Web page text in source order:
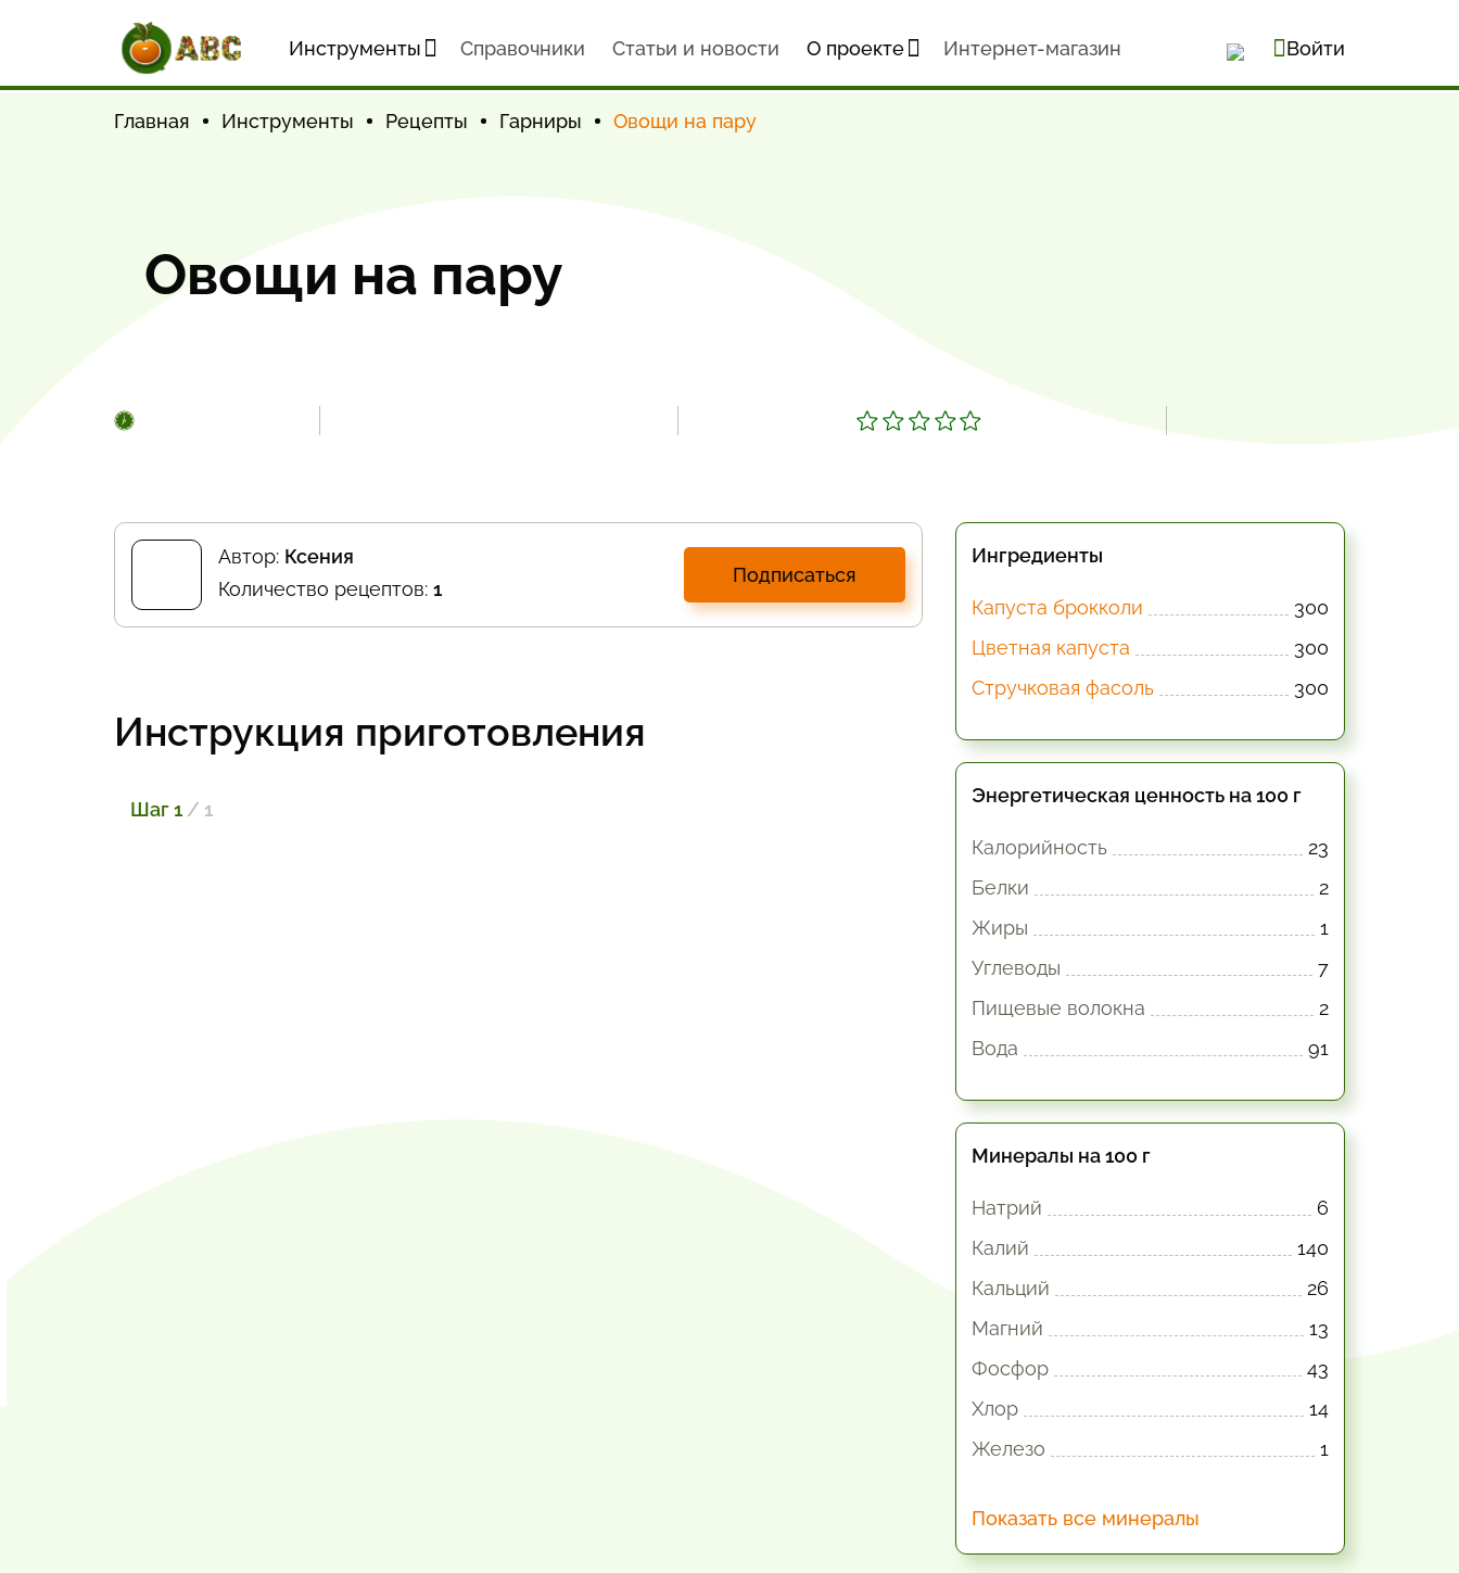
Инструменты Cправочники Статьи и новости О проекте Интернет-магазин Войти
Главная Инструменты Рецепты Гарниры Овощи на пару
Овощи на пару
Автор: Ксения
Количество рецептов: 1
Подписаться
Инструкция приготовления
Шаг 1 / 1
Ингредиенты
Капуста брокколи
300
Цветная капуста
300
Стручковая фасоль
300
Энергетическая ценность на 100 г
Калорийность
23
Белки
2
Жиры
1
Углеводы
7
Пищевые волокна
2
Вода
91
Минералы на 100 г
Натрий
6
Калий
140
Кальций
26
Магний
13
Фосфор
43
Хлор
14
Железо
1
Показать все минералы